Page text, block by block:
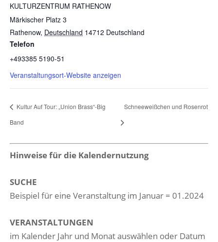
KULTURZENTRUM RATHENOW
Märkischer Platz 3
Rathenow, Deutschland 14712 Deutschland
Telefon
+493385 5190-51
Veranstaltungsort-Website anzeigen
Kultur Auf Tour: „Union Brass“-Big
Band
Schneeweißchen und Rosenrot
Hinweise für die Kalendernutzung
SUCHE
Beispiel für eine Veranstaltung im Januar = 01.2024
VERANSTALTUNGEN
im Kalender Jahr und Monat auswählen oder Datum